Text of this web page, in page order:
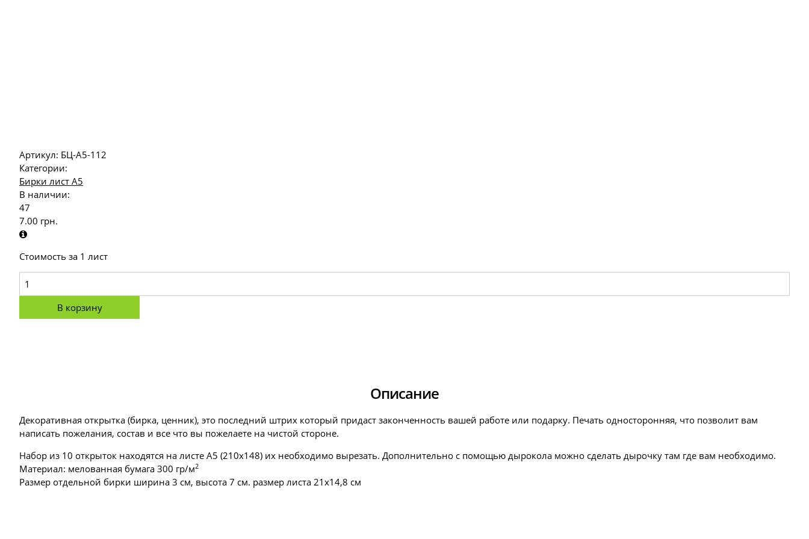
Артикул: БЦ-А5-112
Категории:
Бирки лист А5
В наличии:
47
7.00 грн.
Стоимость за 1 лист
В корзину
Описание
Декоративная открытка (бирка, ценник), это последний штрих который придаст законченность вашей работе или подарку. Печать односторонняя, что позволит вам
написать пожелания, состав и все что вы пожелаете на чистой стороне.
Набор из 10 открыток находятся на листе А5 (210х148) их необходимо вырезать. Дополнительно с помощью дырокола можно сделать дырочку там где вам необходимо.
Материал: мелованная бумага 300 гр/м2
Размер отдельной бирки ширина 3 см, высота 7 см. размер листа 21х14,8 см